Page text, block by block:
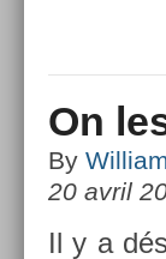
On
By
20 avril
Il y a